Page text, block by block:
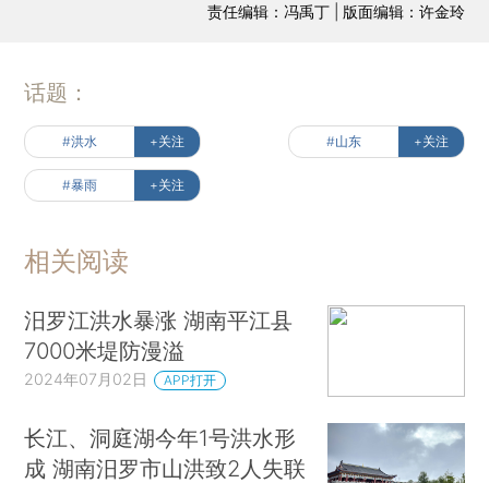
责任编辑：冯禹丁 | 版面编辑：许金玲
话题：
#洪水 +关注 #山东 +关注
#暴雨 +关注
相关阅读
汨罗江洪水暴涨 湖南平江县
7000米堤防漫溢
2024年07月02日 APP打开
长江、洞庭湖今年1号洪水形
成 湖南汨罗市山洪致2人失联